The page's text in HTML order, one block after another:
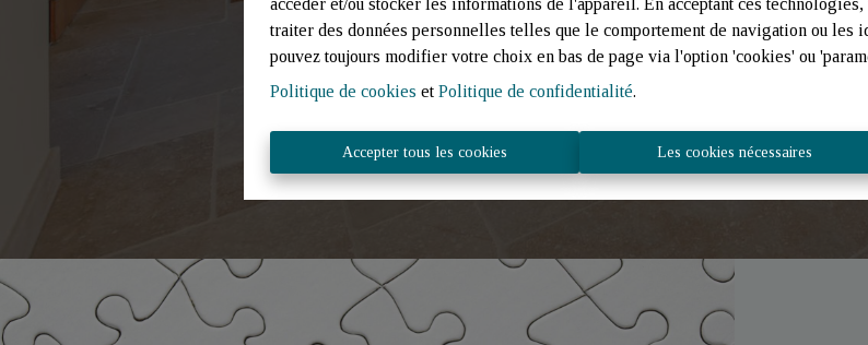
traiter des données personnelles telles que le comportement de navigation ou les
pouvez toujours modifier votre choix en bas de page via l'option 'cookies' ou
Politique de cookies et Politique de confidentialité.
Accepter tous les cookies Les cookies nécessaires